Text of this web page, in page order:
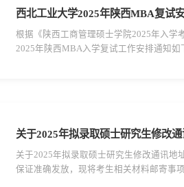
西北工业大学2025年陕西MBA复试
根据《陕西工商管理硕士学院2025年入学
2025年陕西MBA入学复试工作安排通知
关于2025年拟录取硕士研究生修改
关于2025年拟录取硕士研究生修改通讯地
保证准确发放，现将考生相关材料邮寄事